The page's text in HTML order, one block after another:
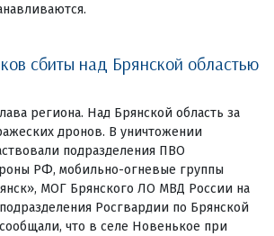
сбиты над Брянской областью
региона. Над Брянской область за
дронов. В уничтожении
подразделения ПВО
РФ, мобильно-огневые группы
МОГ Брянского ЛО МВД России на
Росгвардии по Брянской
что в селе Новенькое при